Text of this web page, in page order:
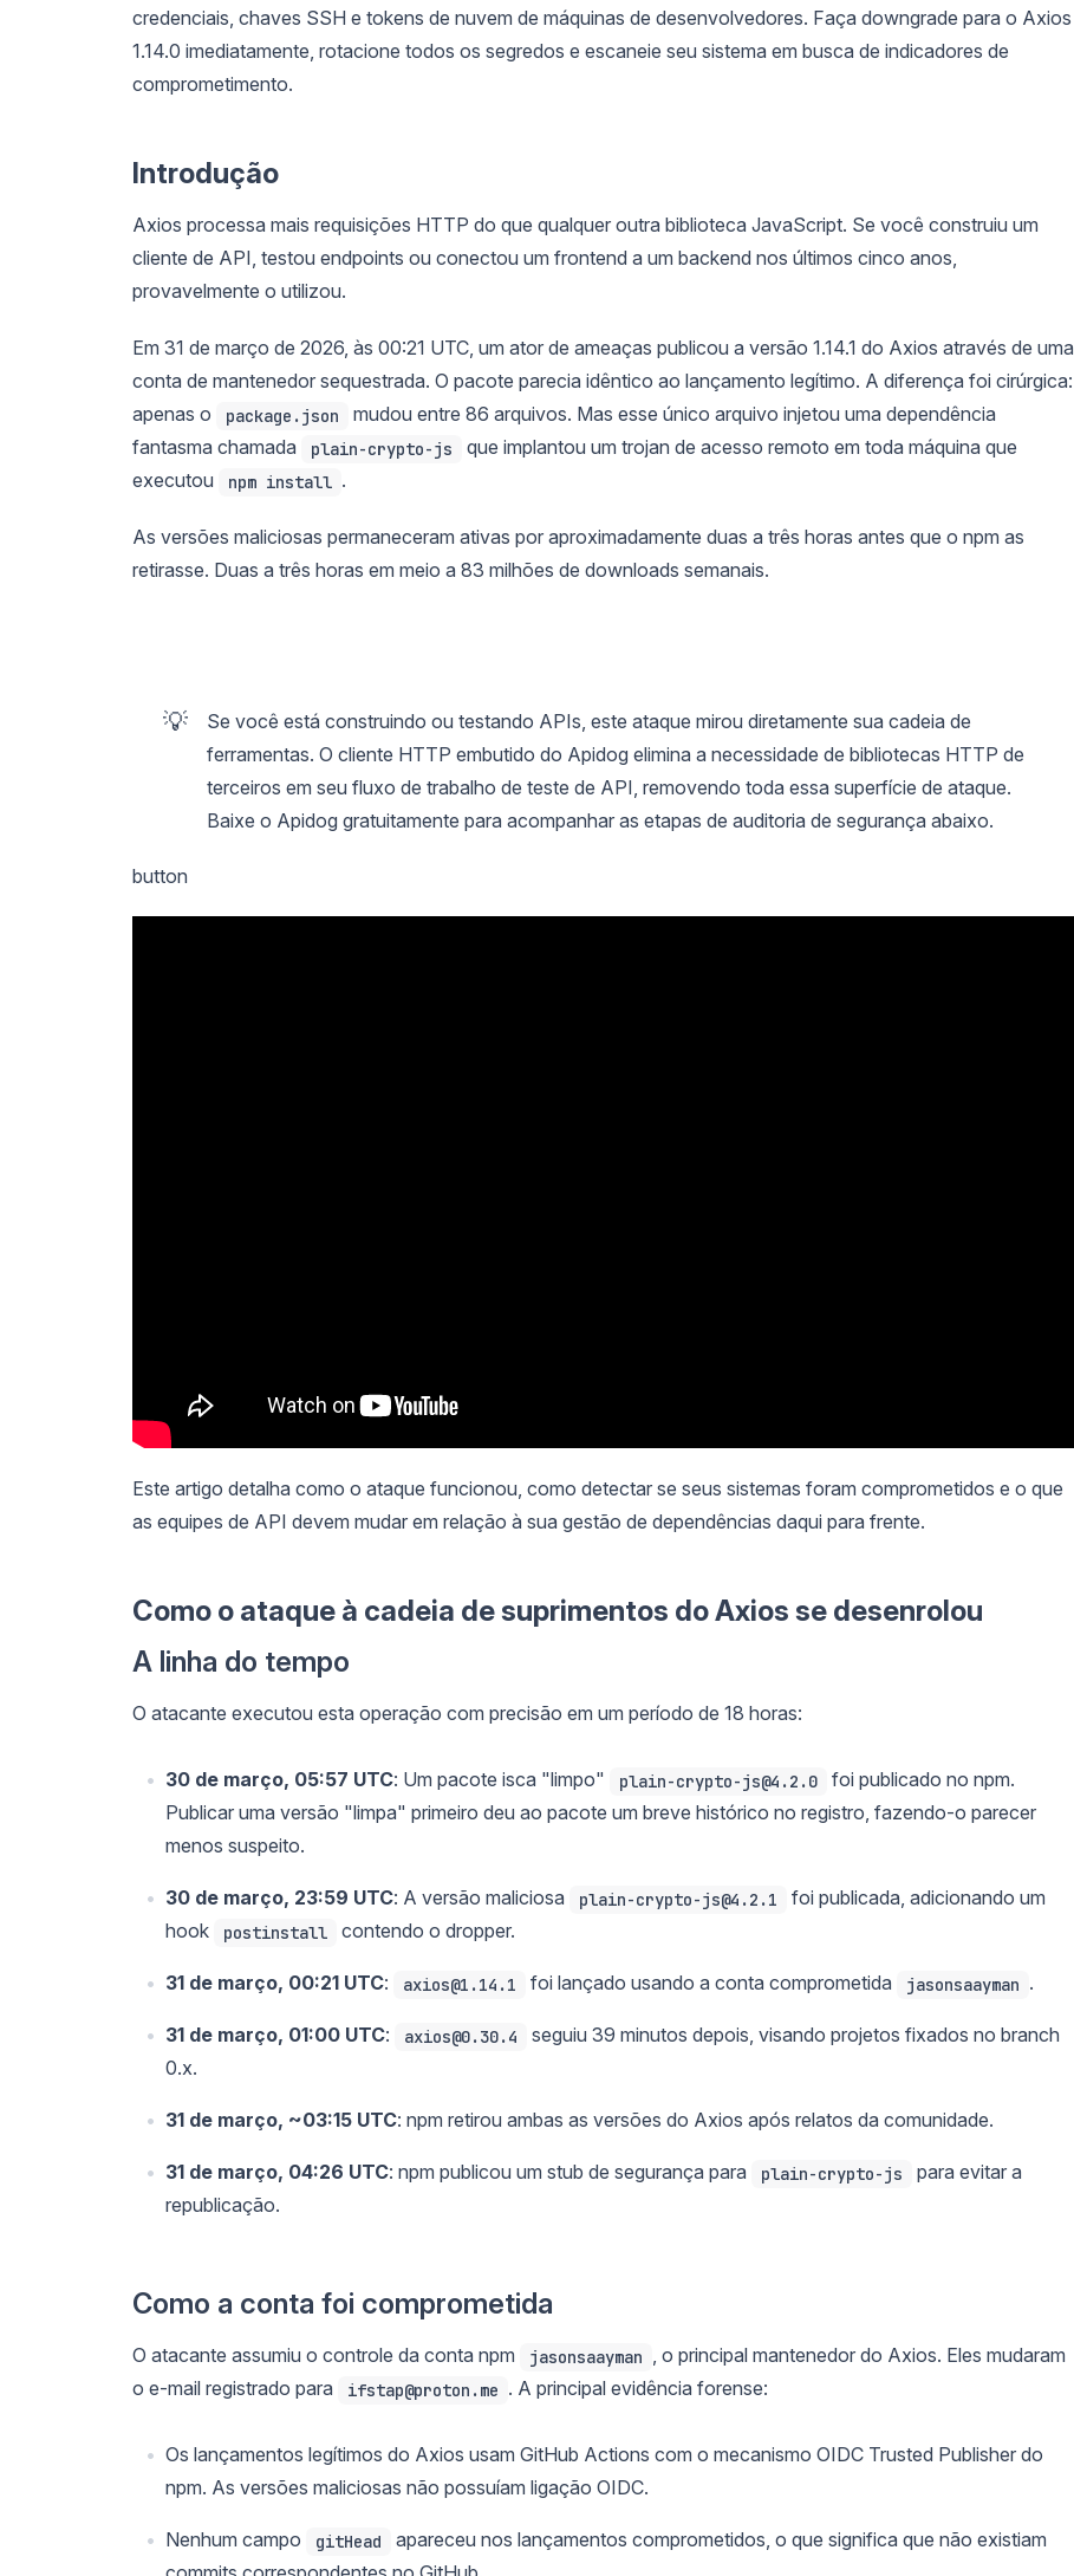
credenciais, chaves SSH e tokens de nuvem de máquinas de desenvolvedores. Faça downgrade para o Axios
1.14.0 imediatamente, rotacione todos os segredos e escaneie seu sistema em busca de indicadores de
comprometimento.
Introdução
Axios processa mais requisições HTTP do que qualquer outra biblioteca JavaScript. Se você construiu um
cliente de API, testou endpoints ou conectou um frontend a um backend nos últimos cinco anos,
provavelmente o utilizou.
Em 31 de março de 2026, às 00:21 UTC, um ator de ameaças publicou a versão 1.14.1 do Axios através de uma
conta de mantenedor sequestrada. O pacote parecia idêntico ao lançamento legítimo. A diferença foi cirúrgica:
apenas o
package.json
mudou entre 86 arquivos. Mas esse único arquivo injetou uma dependência
fantasma chamada
plain-crypto-js
que implantou um trojan de acesso remoto em toda máquina que
executou
npm install .
As versões maliciosas permaneceram ativas por aproximadamente duas a três horas antes que o npm as
retirasse. Duas a três horas em meio a 83 milhões de downloads semanais.
💡
Se você está construindo ou testando APIs, este ataque mirou diretamente sua cadeia de
ferramentas. O cliente HTTP embutido do Apidog elimina a necessidade de bibliotecas HTTP de
terceiros em seu fluxo de trabalho de teste de API, removendo toda essa superfície de ataque.
Baixe o Apidog gratuitamente para acompanhar as etapas de auditoria de segurança abaixo.
button
Este artigo detalha como o ataque funcionou, como detectar se seus sistemas foram comprometidos e o que
as equipes de API devem mudar em relação à sua gestão de dependências daqui para frente.
Como o ataque à cadeia de suprimentos do Axios se desenrolou
A linha do tempo
O atacante executou esta operação com precisão em um período de 18 horas:
30 de março, 05:57 UTC: Um pacote isca "limpo" plain-crypto-js@4.2.0
foi publicado no npm.
Publicar uma versão "limpa" primeiro deu ao pacote um breve histórico no registro, fazendo-o parecer
menos suspeito.
30 de março, 23:59 UTC: A versão maliciosa plain-crypto-js@4.2.1
foi publicada, adicionando um
hook
postinstall contendo o dropper.
31 de março, 00:21 UTC: axios@1.14.1 foi lançado usando a conta comprometida jasonsaayman .
31 de março, 01:00 UTC: axios@0.30.4
seguiu 39 minutos depois, visando projetos fixados no branch
0.x.
31 de março, ~03:15 UTC: npm retirou ambas as versões do Axios após relatos da comunidade.
31 de março, 04:26 UTC: npm publicou um stub de segurança para plain-crypto-js
para evitar a
republicação.
Como a conta foi comprometida
O atacante assumiu o controle da conta npm jasonsaayman
, o principal mantenedor do Axios. Eles mudaram
o e-mail registrado para
ifstap@proton.me . A principal evidência forense:
Os lançamentos legítimos do Axios usam GitHub Actions com o mecanismo OIDC Trusted Publisher do
npm. As versões maliciosas não possuíam ligação OIDC.
Nenhum campo gitHead
apareceu nos lançamentos comprometidos, o que significa que não existiam